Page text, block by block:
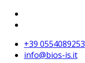
+39 0554089253
info@bios-is.it